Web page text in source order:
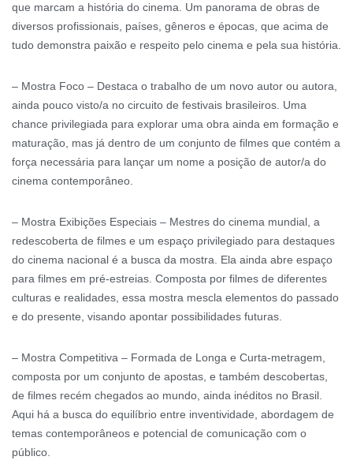
que marcam a história do cinema. Um panorama de obras de
diversos profissionais, países, gêneros e épocas, que acima de
tudo demonstra paixão e respeito pelo cinema e pela sua história.
– Mostra Foco – Destaca o trabalho de um novo autor ou autora,
ainda pouco visto/a no circuito de festivais brasileiros. Uma
chance privilegiada para explorar uma obra ainda em formação e
maturação, mas já dentro de um conjunto de filmes que contém a
força necessária para lançar um nome a posição de autor/a do
cinema contemporâneo.
– Mostra Exibições Especiais – Mestres do cinema mundial, a
redescoberta de filmes e um espaço privilegiado para destaques
do cinema nacional é a busca da mostra. Ela ainda abre espaço
para filmes em pré-estreias. Composta por filmes de diferentes
culturas e realidades, essa mostra mescla elementos do passado
e do presente, visando apontar possibilidades futuras.
– Mostra Competitiva – Formada de Longa e Curta-metragem,
composta por um conjunto de apostas, e também descobertas,
de filmes recém chegados ao mundo, ainda inéditos no Brasil.
Aqui há a busca do equilíbrio entre inventividade, abordagem de
temas contemporâneos e potencial de comunicação com o
público.